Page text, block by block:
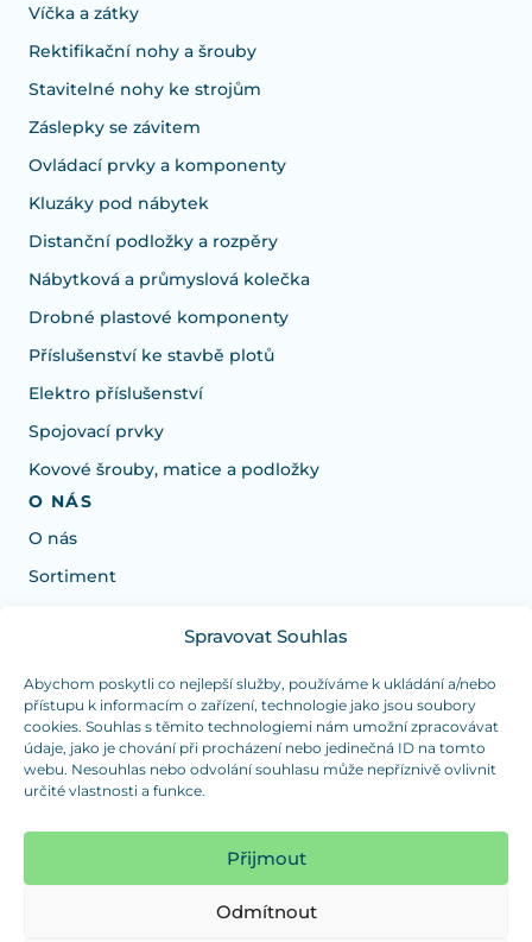
Spravovat Souhlas
Abychom poskytli co nejlepší služby, používáme k ukládání a/nebo
přístupu k informacím o zařízení, technologie jako jsou soubory
cookies. Souhlas s těmito technologiemi nám umožní zpracovávat
údaje, jako je chování při procházení nebo jedinečná ID na tomto
webu. Nesouhlas nebo odvolání souhlasu může nepříznivě ovlivnit
určité vlastnosti a funkce.
Přijmout
Odmítnout
Víčka a zátky
Rektifikační nohy a šrouby
Stavitelné nohy ke strojům
Záslepky se závitem
Ovládací prvky a komponenty
Kluzáky pod nábytek
Distanční podložky a rozpěry
Nábytková a průmyslová kolečka
Drobné plastové komponenty
Příslušenství ke stavbě plotů
Elektro příslušenství
Spojovací prvky
Kovové šrouby, matice a podložky
O NÁS
O nás
Sortiment
Potrebujete poradiť s výberom?
Sme tu pre vás Pondelok-Štvrtok od: 7:30 - 15:30 hod
a Piatok od 7:30 - 14:30 hod
duranplast@duranplast.sk +421 0905 780 862
(platba iba v hotovosti)
Sme tu pre vás Pondelok-Štvrtok od: 7:30 - 15:30 hod